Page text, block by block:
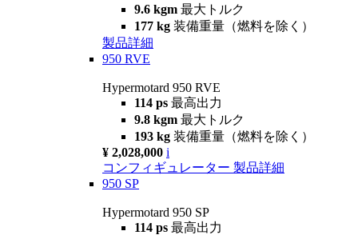
9.6 kgm 最大トルク
177 kg 装備重量（燃料を除く）
製品詳細
950 RVE
Hypermotard 950 RVE
114 ps 最高出力
9.8 kgm 最大トルク
193 kg 装備重量（燃料を除く）
¥ 2,028,000 i
コンフィギュレーター 製品詳細
950 SP
Hypermotard 950 SP
114 ps 最高出力